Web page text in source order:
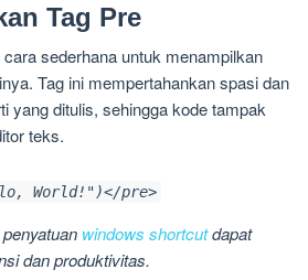
Tag Pre
sederhana untuk menampilkan
Tag ini mempertahankan spasi dan
yang ditulis, sehingga kode tampak
teks.
World!")</pre>
windows shortcutdapat
dan produktivitas.